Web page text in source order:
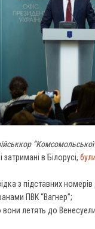
затримані в Білорусі,
з підставних
ПВК “Вагнер”;
летять до